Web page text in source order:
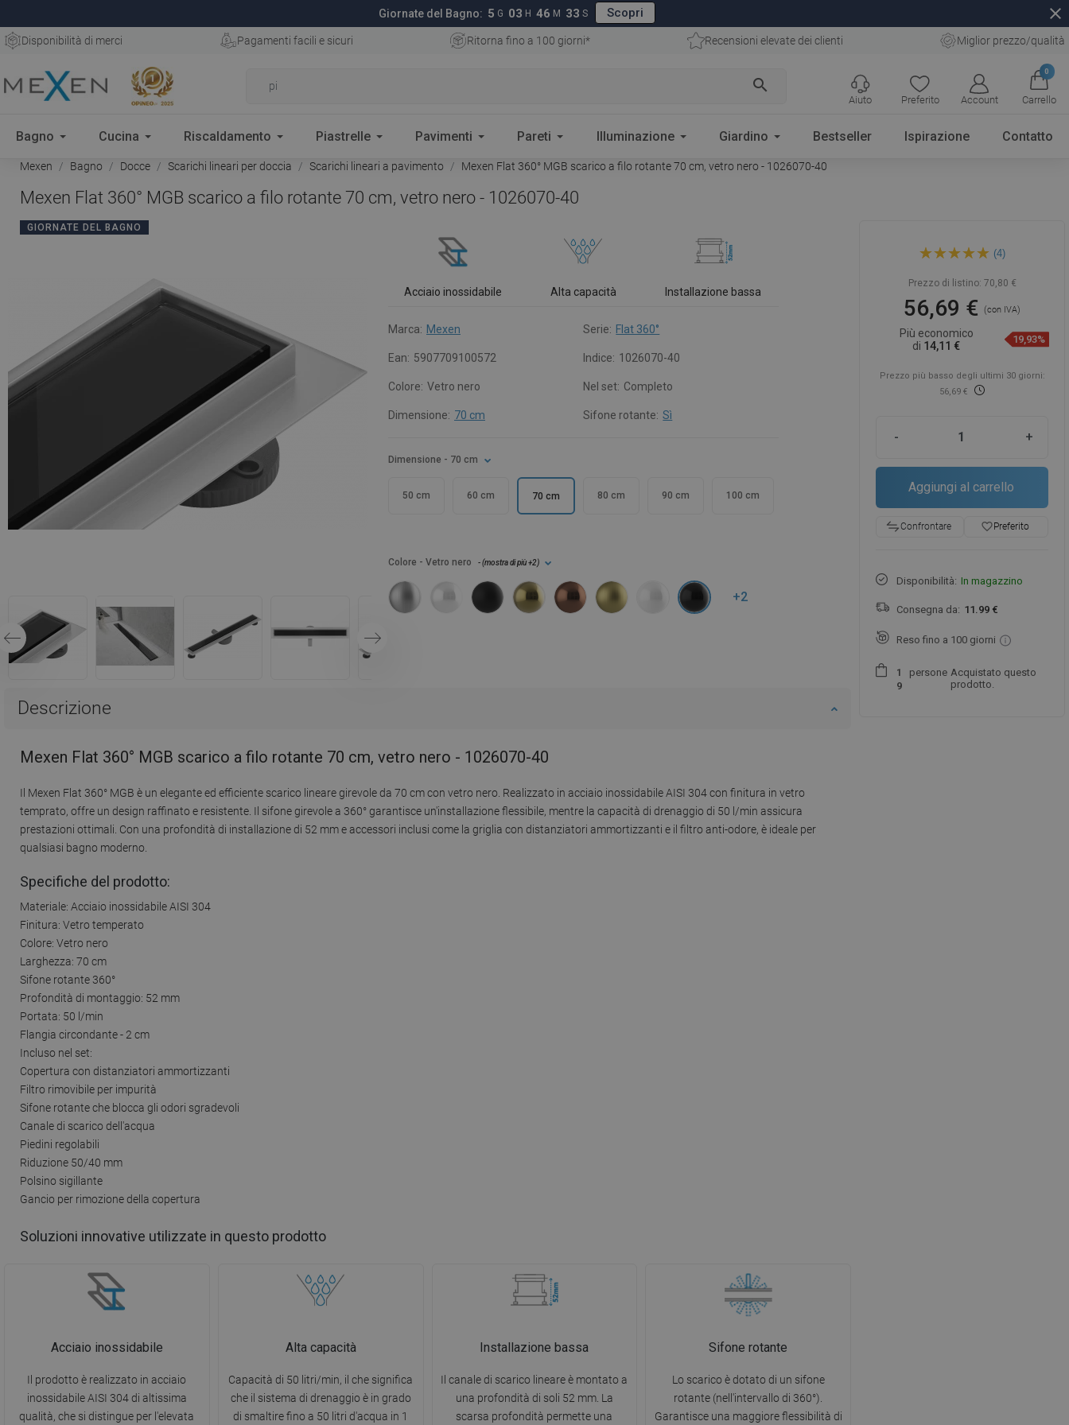
Giornate del Bagno: 5 G 03 H 46 M 32 S Scopri close
Disponibilità di merci Pagamenti facili e sicuri Ritorna fino a 100 giorni* Recensioni elevate dei clienti Miglior prezzo/qualità
search
Preferito Account
0
Carrello
Aiuto
Bagno Cucina Riscaldamento Piastrelle Pavimenti Pareti Illuminazione Giardino Bestseller Ispirazione Contatto
Mexen Bagno Docce Scarichi lineari per doccia Scarichi lineari a pavimento Mexen Flat 360° MGB scarico a filo rotante 70 cm, vetro nero - 1026070-40
Mexen Flat 360° MGB scarico a filo rotante 70 cm, vetro nero - 1026070-40
GIORNATE DEL BAGNO
Acciaio inossidabile Alta capacità Installazione bassa
Marca: Mexen Serie: Flat 360°
Ean: 5907709100572 Indice: 1026070-40
Colore: Vetro nero Nel set: Completo
Dimensione: 70 cm Sifone rotante: Sì
Dimensione - 70 cm
50 cm 60 cm 70 cm 80 cm 90 cm 100 cm
Colore - Vetro nero - (mostra di più+2)
+2
Descrizione
Mexen Flat 360° MGB scarico a filo rotante 70 cm, vetro nero - 1026070-40
Il Mexen Flat 360° MGB è un elegante ed efficiente scarico lineare girevole da 70 cm con vetro nero. Realizzato in acciaio inossidabile AISI 304 con finitura in vetro
temprato, offre un design raffinato e resistente. Il sifone girevole a 360° garantisce un'installazione flessibile, mentre la capacità di drenaggio di 50 l/min assicura
prestazioni ottimali. Con una profondità di installazione di 52 mm e accessori inclusi come la griglia con distanziatori ammortizzanti e il filtro anti-odore, è ideale per
qualsiasi bagno moderno.
Specifiche del prodotto:
Materiale: Acciaio inossidabile AISI 304
Finitura: Vetro temperato
Colore: Vetro nero
Larghezza: 70 cm
Sifone rotante 360°
Profondità di montaggio: 52 mm
Portata: 50 l/min
Flangia circondante - 2 cm
Incluso nel set:
Copertura con distanziatori ammortizzanti
Filtro rimovibile per impurità
Sifone rotante che blocca gli odori sgradevoli
Canale di scarico dell'acqua
Piedini regolabili
Riduzione 50/40 mm
Polsino sigillante
Gancio per rimozione della copertura
Soluzioni innovative utilizzate in questo prodotto
Acciaio inossidabile
Il prodotto è realizzato in acciaio
inossidabile AISI 304 di altissima
qualità, che si distingue per l'elevata
Alta capacità
Capacità di 50 litri/min, il che significa
che il sistema di drenaggio è in grado
di smaltire fino a 50 litri d'acqua in 1
Installazione bassa
Il canale di scarico lineare è montato a
una profondità di soli 52 mm. La
scarsa profondità permette una
Sifone rotante
Lo scarico è dotato di un sifone
rotante (nell'intervallo di 360°).
Garantisce una maggiore flessibilità di
a filo rotante 70 cm, vetro
(4)
Prezzo di listino: 70,80 €
56,69 €(con IVA)
Più economico
di 14,11 € 19,93%
Prezzo più basso degli ultimi 30 giorni:
56,69 €
- +
Aggiungi al carrello
Confrontare favorite_borderPreferito
Disponibilità: In magazzino
Consegna da: 11.99 €
Reso fino a 100 giorni
1
9
persone Acquistato questo
prodotto.